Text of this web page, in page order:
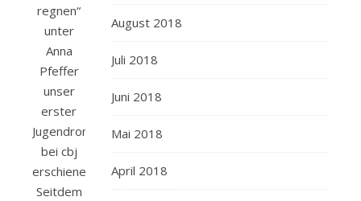
regnen“
unter
Anna
Pfeffer
unser
erster
Jugendroman
bei cbj
erschienen.
Seitdem
August 2018
Juli 2018
Juni 2018
Mai 2018
April 2018